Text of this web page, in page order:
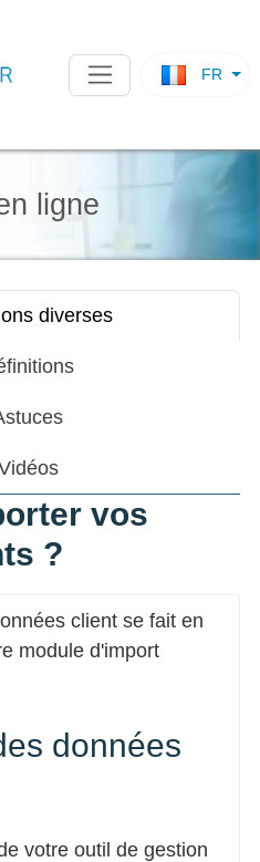
FR
ligne
diverses
vos
?
client se fait en
module d'import
données
votre outil de gestion